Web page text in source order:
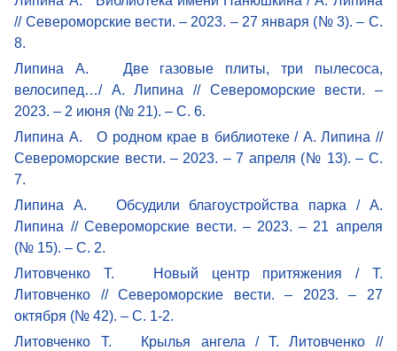
// Североморские вести. – 2023. – 27 января (№ 3). – С.
8.
Липина А. Две газовые плиты, три пылесоса,
велосипед…/ А. Липина // Североморские вести. –
2023. – 2 июня (№ 21). – С. 6.
Липина А. О родном крае в библиотеке / А. Липина //
Североморские вести. – 2023. – 7 апреля (№ 13). – С.
7.
Липина А. Обсудили благоустройства парка / А.
Липина // Североморские вести. – 2023. – 21 апреля
(№ 15). – С. 2.
Литовченко Т. Новый центр притяжения / Т.
Литовченко // Североморские вести. – 2023. – 27
октября (№ 42). – С. 1-2.
Литовченко Т. Крылья ангела / Т. Литовченко //